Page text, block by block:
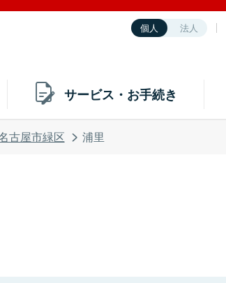
個人 法人
サービス・お手続き
古屋市緑区 浦里